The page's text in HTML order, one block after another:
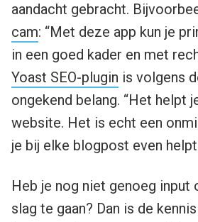
aandacht gebracht.
cam: “Met deze app kun je
in een goed kader en met
Yoast SEO-plugin is volgens
ongekend belang. “Het helpt
website. Het is echt een
je bij elke blogpost even
Heb je nog niet genoeg input
slag te gaan? Dan is de